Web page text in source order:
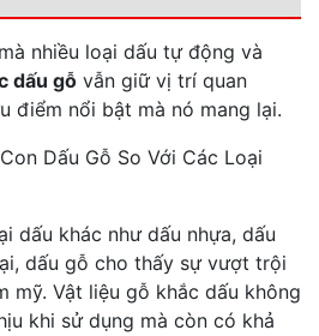
nhiều loại dấu tự động và
dấu gỗ vẫn giữ vị trí quan
điểm nổi bật mà nó mang lại.
Dấu Gỗ So Với Các Loại
dấu khác như dấu nhựa, dấu
dấu gỗ cho thấy sự vượt trội
mỹ. Vật liệu gỗ khắc dấu không
khi sử dụng mà còn có khả